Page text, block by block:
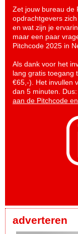
Zet jouw bureau de
opdrachtgevers
en wat zijn je
maar een paar
Pitchcode 2025 in
Als dank voor het
lang gratis toegang
€65,-). Het invullen
dan 5 minuten.
aan de Pitchcode
adverteren